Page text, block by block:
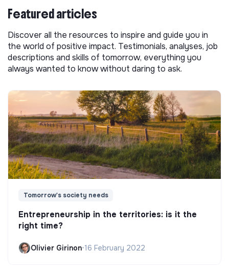
Featured articles
Discover all the resources to inspire and guide you in
the world of positive impact. Testimonials, analyses, job
descriptions and skills of tomorrow, everything you
always wanted to know without daring to ask.
Tomorrow's society needs
Entrepreneurship in the territories: is it the
right time?
Olivier Girinon•16 February 2022